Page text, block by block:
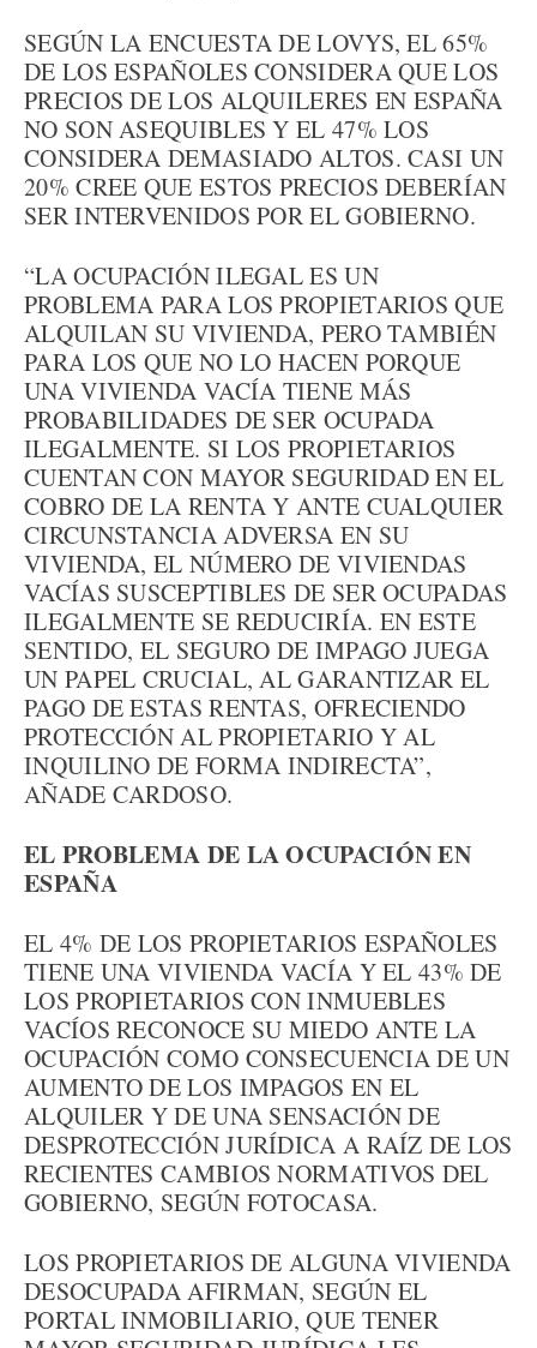
SEGÚN LA ENCUESTA DE LOVYS, EL 65%
DE LOS ESPAÑOLES CONSIDERA QUE LOS
PRECIOS DE LOS ALQUILERES EN ESPAÑA
NO SON ASEQUIBLES Y EL 47% LOS
CONSIDERA DEMASIADO ALTOS. CASI UN
20% CREE QUE ESTOS PRECIOS DEBERÍAN
SER INTERVENIDOS POR EL GOBIERNO.
“LA OCUPACIÓN ILEGAL ES UN
PROBLEMA PARA LOS PROPIETARIOS QUE
ALQUILAN SU VIVIENDA, PERO TAMBIÉN
PARA LOS QUE NO LO HACEN PORQUE
UNA VIVIENDA VACÍA TIENE MÁS
PROBABILIDADES DE SER OCUPADA
ILEGALMENTE. SI LOS PROPIETARIOS
CUENTAN CON MAYOR SEGURIDAD EN EL
COBRO DE LA RENTA Y ANTE CUALQUIER
CIRCUNSTANCIA ADVERSA EN SU
VIVIENDA, EL NÚMERO DE VIVIENDAS
VACÍAS SUSCEPTIBLES DE SER OCUPADAS
ILEGALMENTE SE REDUCIRÍA. EN ESTE
SENTIDO, EL SEGURO DE IMPAGO JUEGA
UN PAPEL CRUCIAL, AL GARANTIZAR EL
PAGO DE ESTAS RENTAS, OFRECIENDO
PROTECCIÓN AL PROPIETARIO Y AL
INQUILINO DE FORMA INDIRECTA”,
AÑADE CARDOSO.
EL PROBLEMA DE LA OCUPACIÓN EN
ESPAÑA
EL 4% DE LOS PROPIETARIOS ESPAÑOLES
TIENE UNA VIVIENDA VACÍA Y EL 43% DE
LOS PROPIETARIOS CON INMUEBLES
VACÍOS RECONOCE SU MIEDO ANTE LA
OCUPACIÓN COMO CONSECUENCIA DE UN
AUMENTO DE LOS IMPAGOS EN EL
ALQUILER Y DE UNA SENSACIÓN DE
DESPROTECCIÓN JURÍDICA A RAÍZ DE LOS
RECIENTES CAMBIOS NORMATIVOS DEL
GOBIERNO, SEGÚN FOTOCASA.
LOS PROPIETARIOS DE ALGUNA VIVIENDA
DESOCUPADA AFIRMAN, SEGÚN EL
PORTAL INMOBILIARIO, QUE TENER